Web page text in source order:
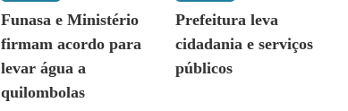
Funasa e Ministério
firmam acordo para
levar água a
quilombolas
Prefeitura leva
cidadania e serviços
públicos